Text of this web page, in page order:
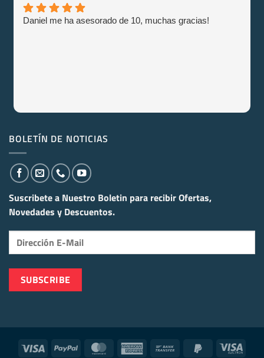
Daniel me ha asesorado de 10, muchas gracias!
BOLETÍN DE NOTICIAS
Suscribete a Nuestro Boletin para recibirOfertas,
Novedades y Descuentos.
Visa PayPal MasterCard American
PayPal
Visa